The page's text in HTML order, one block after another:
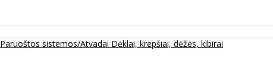
Paruoštos sistemos/Atvadai Dėklai, krepšiai, dėžės, kibirai